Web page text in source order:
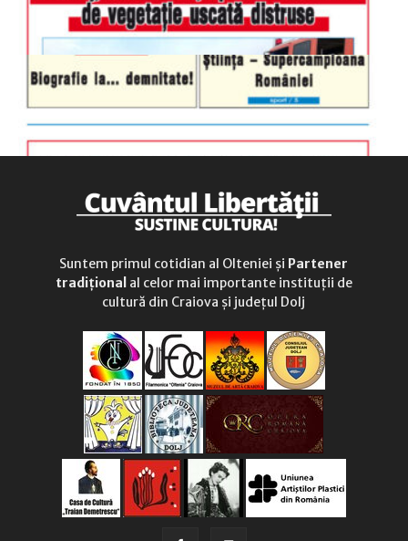
Suntem primul cotidian al Olteniei și Partener
tradițional al celor mai importante instituții de
cultură din Craiova și județul Dolj